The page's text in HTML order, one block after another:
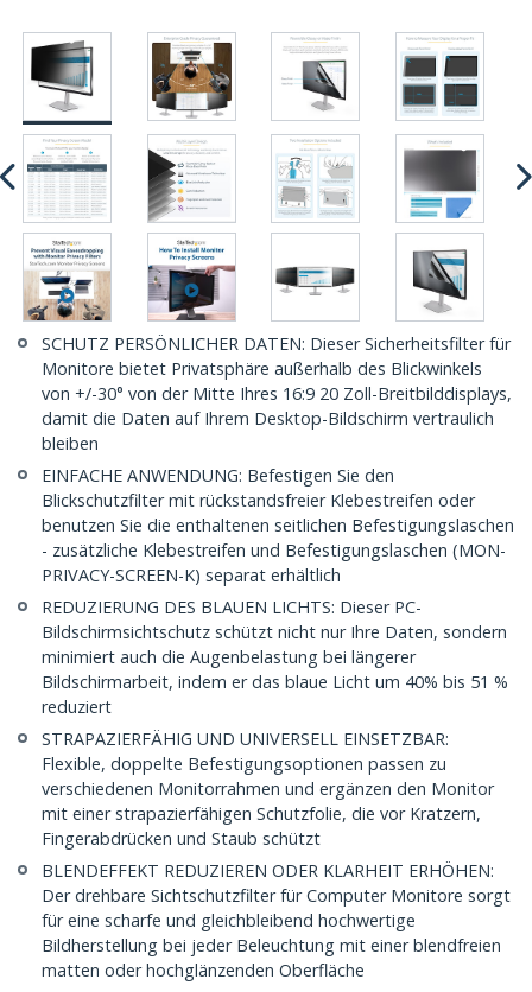
SCHUTZ PERSÖNLICHER DATEN: Dieser Sicherheitsfilter für
Monitore bietet Privatsphäre außerhalb des Blickwinkels
von +/-30° von der Mitte Ihres 16:9 20 Zoll-Breitbilddisplays,
damit die Daten auf Ihrem Desktop-Bildschirm vertraulich
bleiben
EINFACHE ANWENDUNG: Befestigen Sie den
Blickschutzfilter mit rückstandsfreier Klebestreifen oder
benutzen Sie die enthaltenen seitlichen Befestigungslaschen
- zusätzliche Klebestreifen und Befestigungslaschen (MON-
PRIVACY-SCREEN-K) separat erhältlich
REDUZIERUNG DES BLAUEN LICHTS: Dieser PC-
Bildschirmsichtschutz schützt nicht nur Ihre Daten, sondern
minimiert auch die Augenbelastung bei längerer
Bildschirmarbeit, indem er das blaue Licht um 40% bis 51 %
reduziert
STRAPAZIERFÄHIG UND UNIVERSELL EINSETZBAR:
Flexible, doppelte Befestigungsoptionen passen zu
verschiedenen Monitorrahmen und ergänzen den Monitor
mit einer strapazierfähigen Schutzfolie, die vor Kratzern,
Fingerabdrücken und Staub schützt
BLENDEFFEKT REDUZIEREN ODER KLARHEIT ERHÖHEN:
Der drehbare Sichtschutzfilter für Computer Monitore sorgt
für eine scharfe und gleichbleibend hochwertige
Bildherstellung bei jeder Beleuchtung mit einer blendfreien
matten oder hochglänzenden Oberfläche